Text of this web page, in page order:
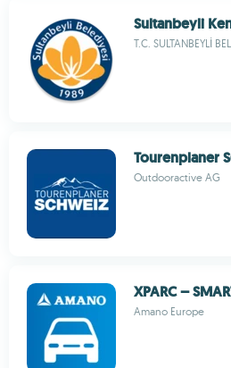
Sultanbeyli
T.C. SULTANBEYLİ
Tourenplaner
Outdooractive AG
XPARC –
Amano Europe